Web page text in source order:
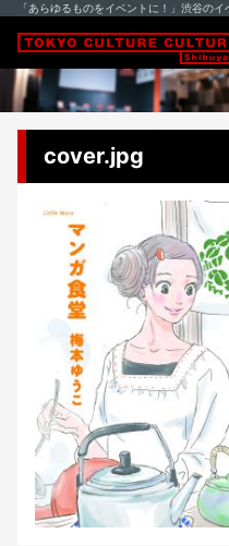
「あらゆるものをイベントに！」渋谷の
cover.jpg